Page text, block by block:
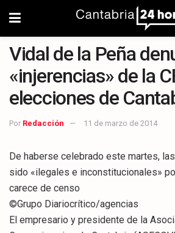
Vidal de la Peña
«injerencias» de la
elecciones de
Por Redacción 11 de marzo de 2014
De haberse celebrado este martes,
sido «ilegales e inconstitucionales»
carece de censo
©Grupo Diariocrítico/agencias
El empresario y presidente de la